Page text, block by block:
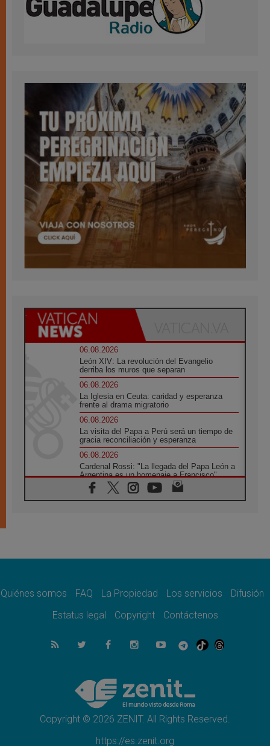
06.08.2026
León XIV: La revolución del Evangelio
derriba los muros que separan
06.08.2026
La Iglesia en Ceuta: caridad y esperanza
frente al drama migratorio
06.08.2026
La visita del Papa a Perú será un tiempo de
gracia reconciliación y esperanza
06.08.2026
Cardenal Rossi: "La llegada del Papa León a
Argentina es un homenaje a Francisco"
06.08.2026
En Asís, León XIV invita a los jóvenes a
05.08.2026
05.08.2026
sabiduría para afrontar los urgentes desafíos
05.08.2026
En marcha hacia Asís en nombre de San
Venezuela, Padre Pagniello: "En medio del
dolor, una Iglesia que no se rinde"
Quiénes somos FAQ La Propiedad Los servicios
Difusión
Estatus legal
Copyright Contáctenos
Copyright © 2026 ZENIT. All Rights Reserved.
https://es.zenit.org